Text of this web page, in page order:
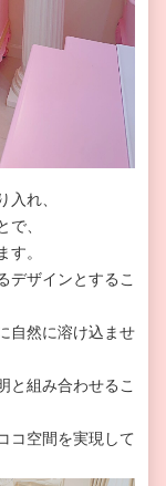
れ、
、
。
デザインとするこ
自然に溶け込ませ
と組み合わせるこ
コ空間を実現して